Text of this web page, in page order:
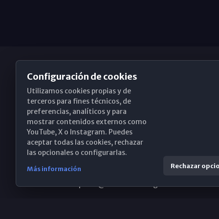
Obispado de Málaga
Santa María, 18-20. 29015 Málaga
(+34) 952 224 386
Configuración de cookies
Utilizamos cookies propias y de
terceros para fines técnicos, de
preferencias, analíticos y para
mostrar contenidos externos como
YouTube, X o Instagram. Puedes
aceptar todas las cookies, rechazar
las opcionales o configurarlas.
Más información Rechazar